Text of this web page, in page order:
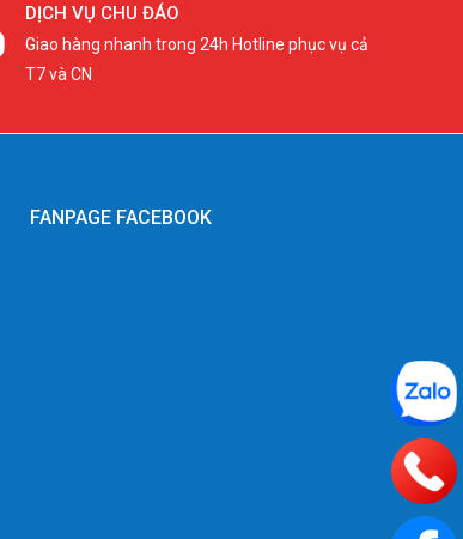
DỊCH VỤ CHU ĐÁO
Giao hàng nhanh trong 24h Hotline phục vụ cả
T7 và CN
FANPAGE FACEBOOK